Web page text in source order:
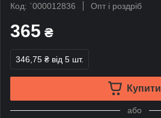
Код: `000012836
Опт і роздріб
365 ₴
346,75 ₴ від 5 шт.
Купити
або